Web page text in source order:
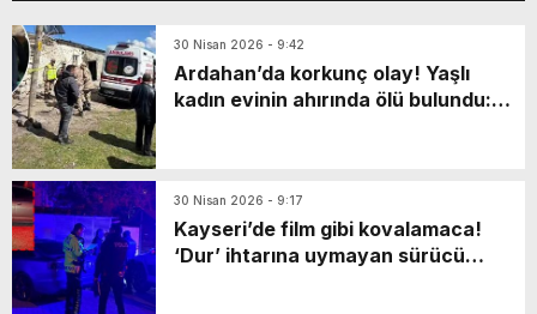
30 Nisan 2026 - 9:42
Ardahan’da korkunç olay! Yaşlı
kadın evinin ahırında ölü bulundu:
30 Nisan 2026 - 9:17
Kayseri’de film gibi kovalamaca!
‘Dur’ ihtarına uymayan sürücü